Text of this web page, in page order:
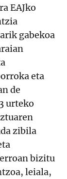
EAJko
gabekoa
eta
de
urteko
zibila
bizitu
leiala,